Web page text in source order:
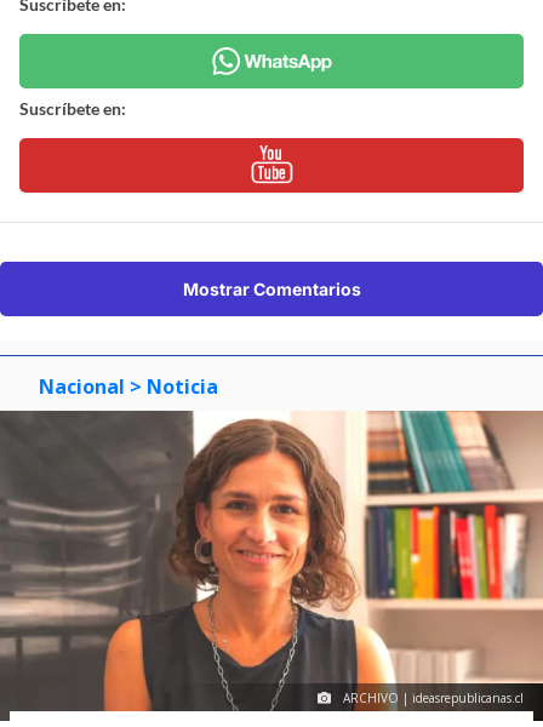
Suscríbete en:
Mostrar Comentarios
Nacional > Noticia
ARCHIVO | ideasrepublicanas.cl